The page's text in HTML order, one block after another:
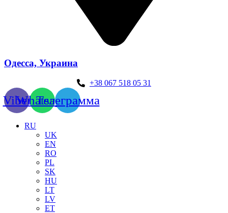
Одесса, Украина
+38 067 518 05 31
ViberWhatsapp
Телеграмма
RU
UK
EN
RO
PL
SK
HU
LT
LV
ET